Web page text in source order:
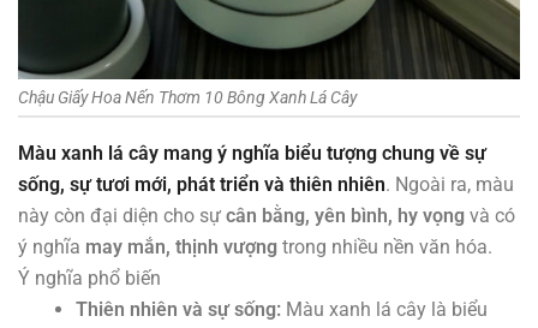
Chậu Giấy Hoa Nến Thơm 10 Bông Xanh Lá Cây
Màu xanh lá cây mang ý nghĩa biểu tượng chung về sự
sống, sự tươi mới, phát triển và thiên nhiên. Ngoài ra, màu
này còn đại diện cho sự cân bằng, yên bình, hy vọng và có
ý nghĩa may mắn, thịnh vượng trong nhiều nền văn hóa.
Ý nghĩa phổ biến
Thiên nhiên và sự sống: Màu xanh lá cây là biểu